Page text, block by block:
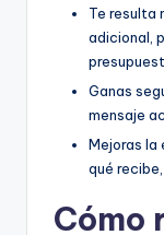
Te resulta
adicional,
Ganas
mensaje
Mejoras la
qué
Cómo